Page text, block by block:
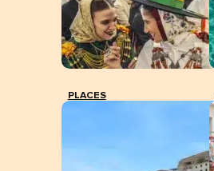
PLACES